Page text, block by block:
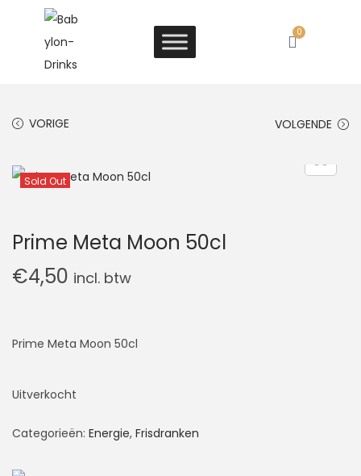
0
VORIGE VOLGENDE
Sold Out
Prime Meta Moon 50cl
€4,50 incl. btw
Prime Meta Moon 50cl
Uitverkocht
Categorieën: Energie, Frisdranken